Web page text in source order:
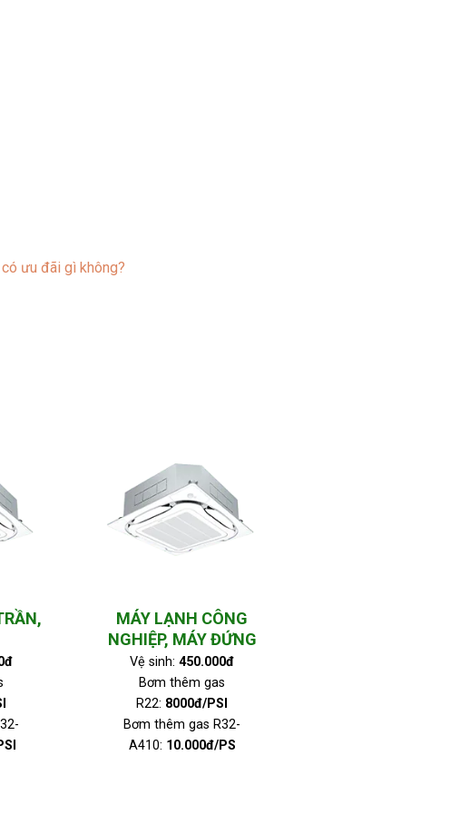
ưu đãi gì không?
MÁY LẠNH CÔNG
NGHIỆP, MÁY ĐỨNG
Vệ sinh:450.000đ
Bơm thêm gas
R22: 8000đ/PSI
Bơm thêm gas R32-
A410: 10.000đ/PS